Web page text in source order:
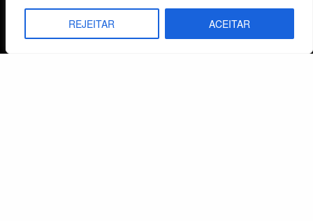
REJEITAR ACEITAR
E-mails
vendas@cebi.org.br
comunicacao@cebi.org.br